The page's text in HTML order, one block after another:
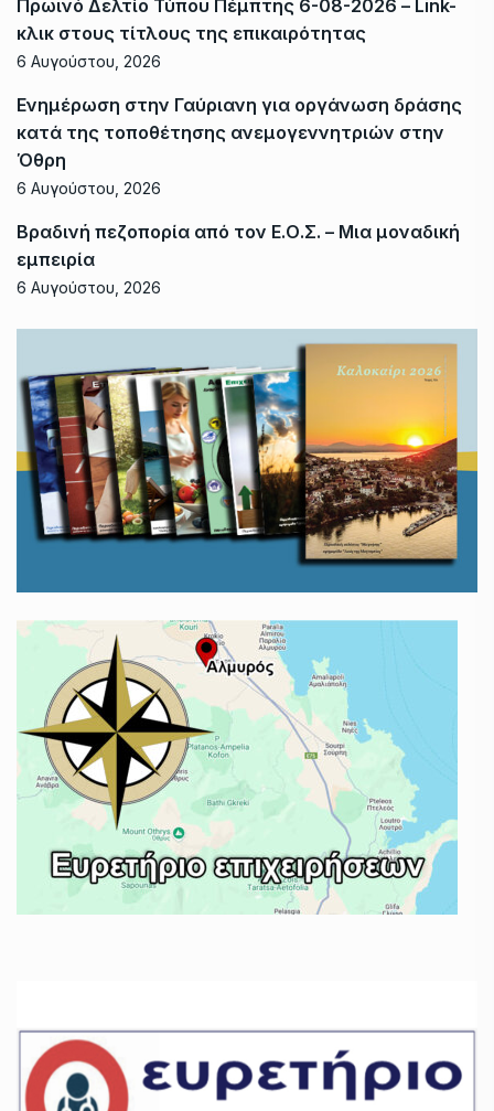
Πρωινό Δελτίο Τύπου Πέμπτης 6-08-2026 – Link-
κλικ στους τίτλους της επικαιρότητας
6 Αυγούστου, 2026
Ενημέρωση στην Γαύριανη για οργάνωση δράσης
κατά της τοποθέτησης ανεμογεννητριών στην
Όθρη
6 Αυγούστου, 2026
Βραδινή πεζοπορία από τον Ε.Ο.Σ. – Μια μοναδική
εμπειρία
6 Αυγούστου, 2026